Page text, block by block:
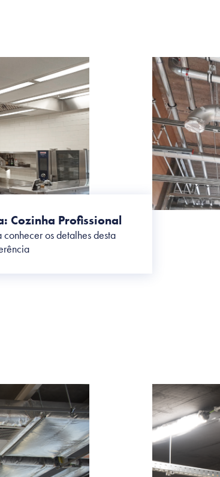
Cozinha Profissional
os detalhes desta